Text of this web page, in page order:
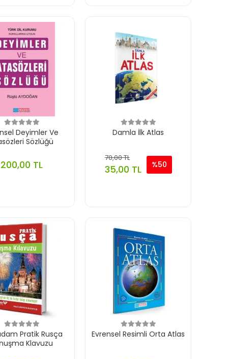
Deyimler Ve
Sözlüğü
200,00 TL
Damla İlk Atlas
70,00 TL
35,00 TL %50
Pratik Rusça
Klavuzu
Evrensel Resimli Orta Atlas